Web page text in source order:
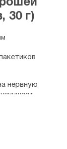
30 г)
нервную